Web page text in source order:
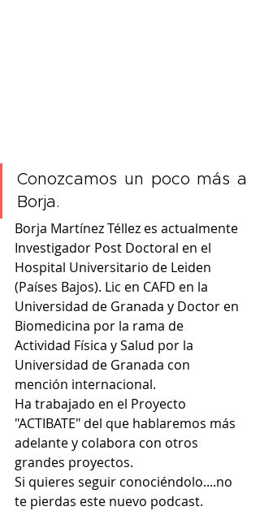
Conozcamos un poco más a
Borja.
Borja Martínez Téllez es actualmente
Investigador Post Doctoral en el
Hospital Universitario de Leiden
(Países Bajos). Lic en CAFD en la
Universidad de Granada y Doctor en
Biomedicina por la rama de
Actividad Física y Salud por la
Universidad de Granada con
mención internacional.
Ha trabajado en el Proyecto
"ACTIBATE" del que hablaremos más
adelante y colabora con otros
grandes proyectos.
Si quieres seguir conociéndolo....no
te pierdas este nuevo podcast.